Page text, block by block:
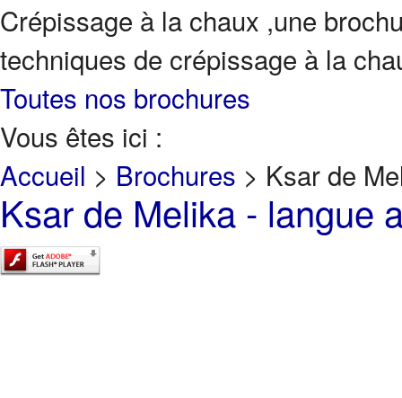
Crépissage à la chaux ,une
techniques de crépissage à la
Toutes nos brochures
Vous êtes ici :
Accueil > Brochures > Ksar de
Ksar de Melika - langue